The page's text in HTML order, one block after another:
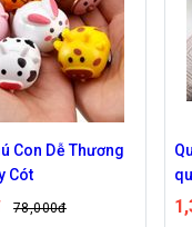
cũi nhựa gấp gọn,
bóng nhựa 16 tấm
bé